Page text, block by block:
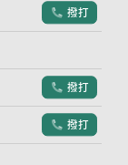
電話符號
撥打
電話符號
撥打
電話符號
撥打